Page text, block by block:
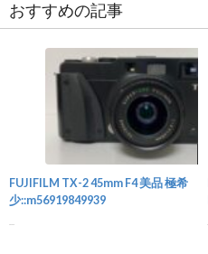
おすすめの記事
FUJIFILM TX-2 45mm F4 美品 極希
少::m56919849939